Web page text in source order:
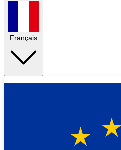
Français